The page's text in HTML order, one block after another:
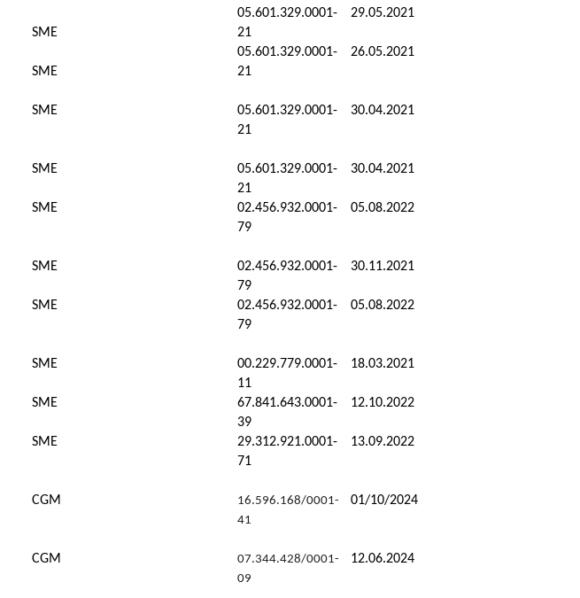
SME
05.601.329.0001-
21
29.05.2021
SME
05.601.329.0001-
21
26.05.2021
SME
05.601.329.0001-
21
30.04.2021
SME
05.601.329.0001-
21
30.04.2021
SME
02.456.932.0001-
79
05.08.2022
SME
02.456.932.0001-
79
30.11.2021
SME
02.456.932.0001-
79
05.08.2022
SME
00.229.779.0001-
11
18.03.2021
SME
67.841.643.0001-
39
12.10.2022
SME
29.312.921.0001-
71
13.09.2022
CGM
16.596.168/0001-
41
01/10/2024
CGM
07.344.428/0001-
09
12.06.2024